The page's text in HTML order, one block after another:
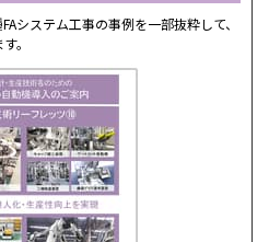
システム工事の事例を一部抜粋して、
。